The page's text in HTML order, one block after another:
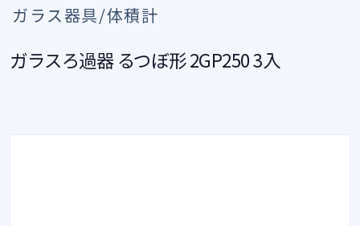
ガラス器具/体積計
ガラスろ過器 るつぼ形 2GP250 3入